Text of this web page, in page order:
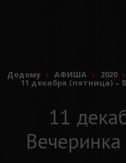
Додому АФИША
2020
11 декабря (пятница)
11